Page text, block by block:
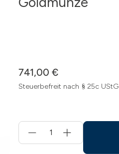
741,00 €
Steuerbefreit nach § 25c UStG
für
In